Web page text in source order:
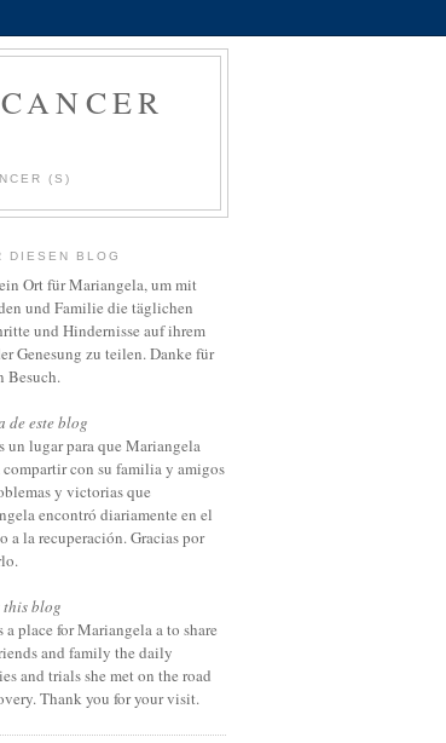
(S)
DIESEN BLOG
Ort für Mariangela, um mit
und Familie die täglichen
und Hindernisse auf ihrem
Genesung zu teilen. Danke für
Besuch.
de este blog
un lugar para que Mariangela
compartir con su familia y amigos
y victorias que
encontró diariamente en el
a la recuperación. Gracias por
blog
a place for Mariangela a to share
and family the daily
and trials she met on the road
Thank you for your visit.